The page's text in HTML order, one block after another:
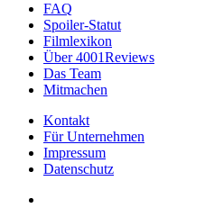
FAQ
Spoiler-Statut
Filmlexikon
Über 4001Reviews
Das Team
Mitmachen
Kontakt
Für Unternehmen
Impressum
Datenschutz